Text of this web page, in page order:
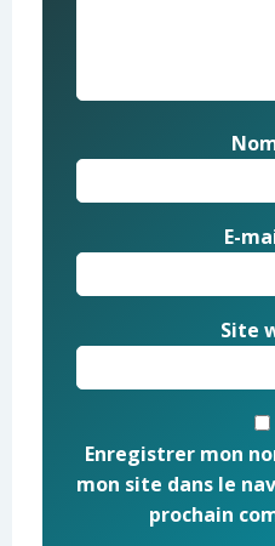
E-
Site
Enregistrer mon
mon site dans le
prochain